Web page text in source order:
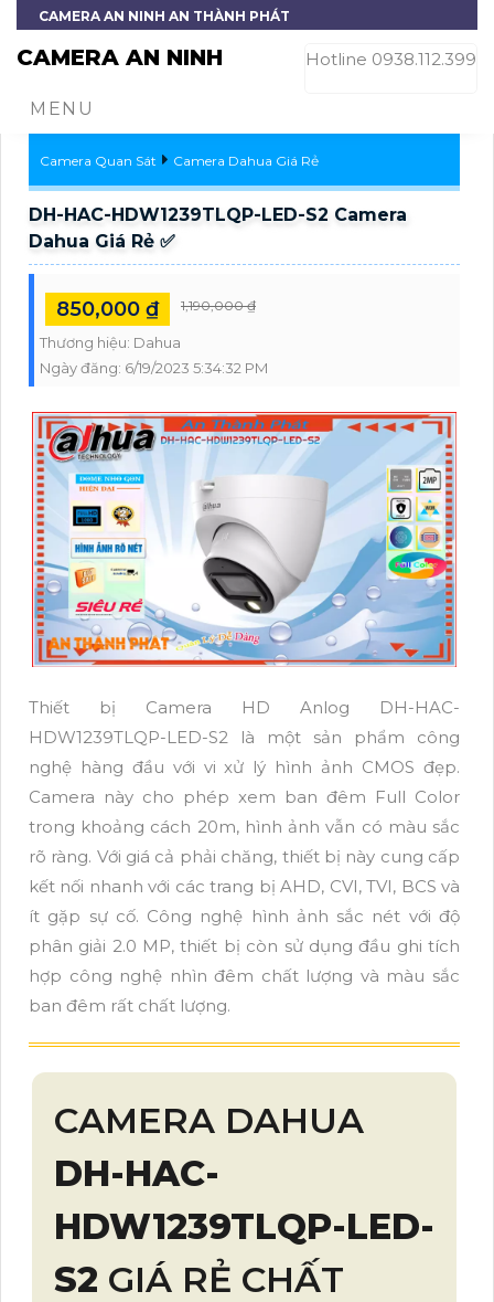
CAMERA AN NINH AN THÀNH PHÁT
CAMERA AN NINH Hotline 0938.112.399
MENU
Camera Quan Sát Camera Dahua Giá Rẻ
DH-HAC-HDW1239TLQP-LED-S2 Camera
Dahua Giá Rẻ ✅
850,000 ₫ 1,190,000 ₫
Thương hiệu: Dahua
Ngày đăng: 6/19/2023 5:34:32 PM
Thiết bị Camera HD Anlog DH-HAC-
HDW1239TLQP-LED-S2 là một sản phẩm công
nghệ hàng đầu với vi xử lý hình ảnh CMOS đẹp.
Camera này cho phép xem ban đêm Full Color
trong khoảng cách 20m, hình ảnh vẫn có màu sắc
rõ ràng. Với giá cả phải chăng, thiết bị này cung cấp
kết nối nhanh với các trang bị AHD, CVI, TVI, BCS và
ít gặp sự cố. Công nghệ hình ảnh sắc nét với độ
phân giải 2.0 MP, thiết bị còn sử dụng đầu ghi tích
hợp công nghệ nhìn đêm chất lượng và màu sắc
ban đêm rất chất lượng.
CAMERA DAHUA
DH-HAC-
HDW1239TLQP-LED-
S2 GIÁ RẺ CHẤT